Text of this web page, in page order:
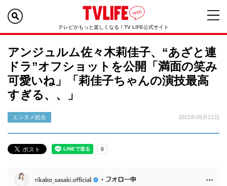
テレビがもっと楽しくなる！TV LIFE公式サイト
アンジュルム佐々木莉佳子、“あざと連
ドラ”オフショットを公開「満面の笑み
可愛いね」「莉佳子ちゃんの演技最高
すぎる、、」
エンタメ総合 2021年09月21日